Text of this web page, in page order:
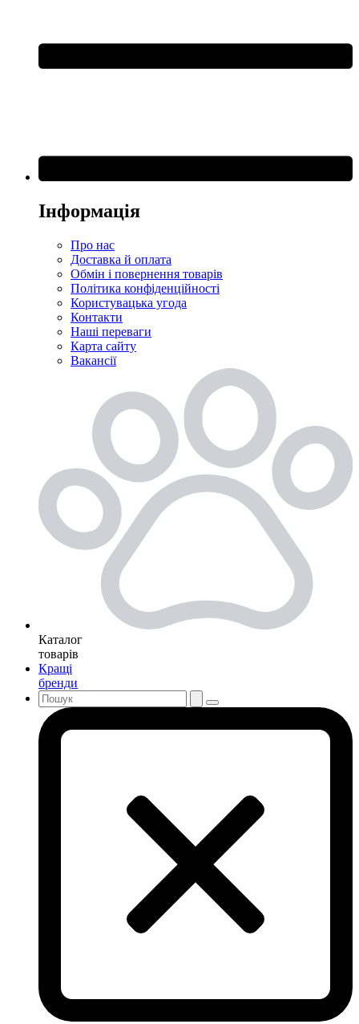
Інформація
Про нас
Доставка й оплата
Обмін і повернення товарів
Політика конфіденційності
Користувацька угода
Контакти
Наші переваги
Карта сайту
Вакансії
Каталог
товарів
Кращі
бренди